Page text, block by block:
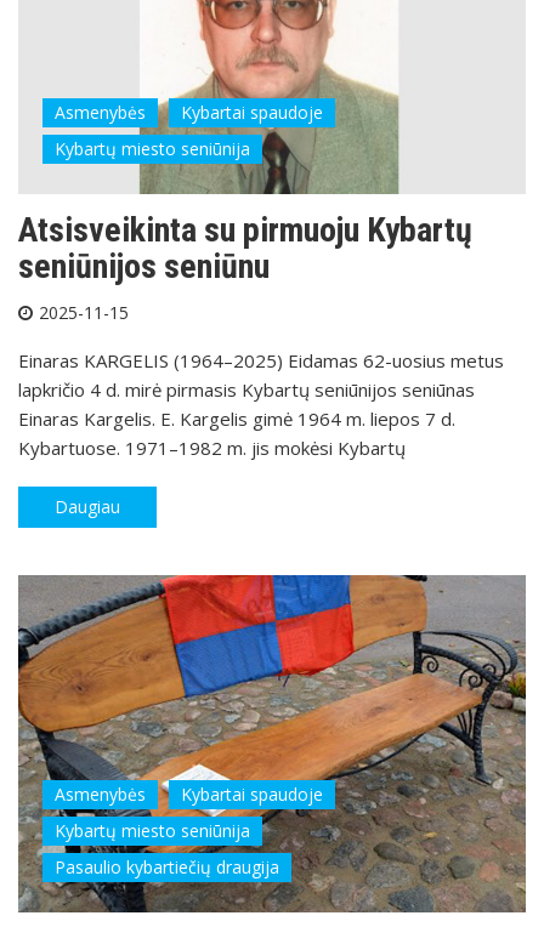
Asmenybės
Kybartai spaudoje
Kybartų miesto seniūnija
Atsisveikinta su pirmuoju Kybartų
seniūnijos seniūnu
2025-11-15
Einaras KARGELIS (1964–2025) Eidamas 62-uosius metus
lapkričio 4 d. mirė pirmasis Kybartų seniūnijos seniūnas
Einaras Kargelis. E. Kargelis gimė 1964 m. liepos 7 d.
Kybartuose. 1971–1982 m. jis mokėsi Kybartų
Daugiau
Asmenybės
Kybartai spaudoje
Kybartų miesto seniūnija
Pasaulio kybartiečių draugija